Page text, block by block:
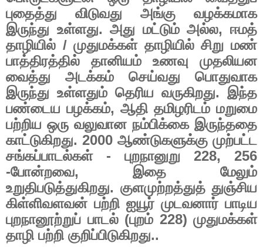
புதைத்து
விடுவது அங்கு
வழக்கமாக
இருந்து உள்ளது.அது மட்டும் அல்ல,ஈமத்
தாழியில் /முதுமக்கள் தாழியில் சிறு மண்
பாத்திரத்தில்
தானியம் உணவு
முதலியன
வைத்து
அடக்கம் செய்வது
பொதுவாக
இருந்து உள்ளதும் தெரிய வருகிறது. இந்த
பண்டைய பழக்கம், ஆதி தமிழரிடம் மறுமை
பற்றிய ஒரு வலுவான நம்பிக்கை இருந்ததை
காட்டுகிறது. 2000 ஆண்டுகளுக்கு முற்பட்ட
சங்கப்பாடல்கள்- புறநானுறு 228, 256
-போன்றவை, இதை
மேலும்
உறுதிபடுத்துகிறது. குளமுற்றத்துத் துஞ்சிய
கிள்ளிவளவன் பற்றி ஐயூர் முடவனார் பாடிய
புறநானூற்றுப் பாடல்(புறம் 228) முதுமக்கள்
தாழி பற்றி குறிப்பிடுகிறது..